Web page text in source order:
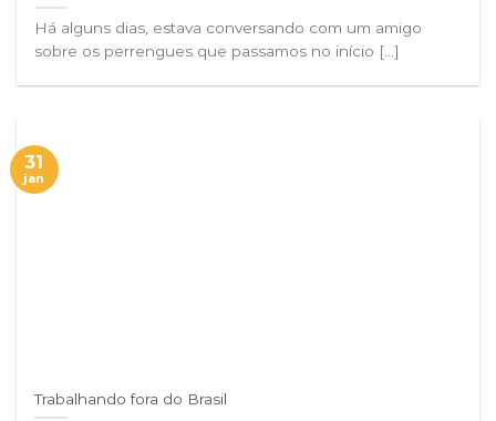
Há alguns dias, estava conversando com um amigo
sobre os perrengues que passamos no início [...]
Trabalhando fora do Brasil
31
jan